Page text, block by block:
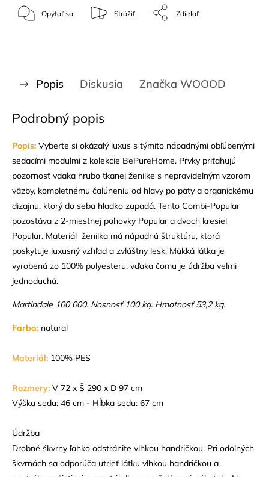
Opýtať sa Strážiť Zdieľať
Popis Diskusia Značka WOOOD
Podrobný popis
Popis: Vyberte si okázalý luxus s týmito nápadnými obľúbenými
sedacími modulmi z kolekcie BePureHome. Prvky priťahujú
pozornosť vďaka hrubo tkanej ženilke s nepravidelným vzorom
väzby, kompletnému čalúneniu od hlavy po päty a organickému
dizajnu, ktorý do seba hladko zapadá. Tento Combi-Popular
pozostáva z 2-miestnej pohovky Popular a dvoch kresiel
Popular. Materiál ženilka má nápadnú štruktúru, ktorá
poskytuje luxusný vzhľad a zvláštny lesk. Mäkká látka je
vyrobená zo 100% polyesteru, vďaka čomu je údržba veľmi
jednoduchá.
Martindale 100 000. Nosnosť 100 kg. Hmotnosť 53,2 kg.
Farba: natural
Materiál: 100% PES
Rozmery: V 72 x Š 290 x D 97 cm
Výška sedu: 46 cm - Hĺbka sedu: 67 cm
Údržba
Drobné škvrny ľahko odstránite vlhkou handričkou. Pri odolných
škvrnách sa odporúča utrieť látku vlhkou handričkou a